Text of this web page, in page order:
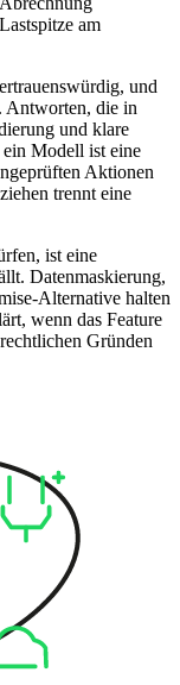
am
und
Antworten, die in
und klare
Modell ist eine
Aktionen
trennt eine
ist eine
Datenmaskierung,
Alternative halten
wenn das Feature
Gründen